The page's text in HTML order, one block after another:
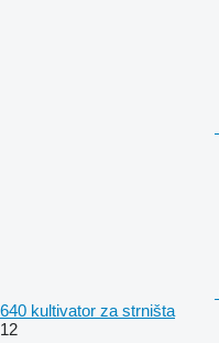
640 kultivator za strništa
12